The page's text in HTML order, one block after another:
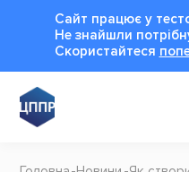
Сайт працює у
Не знайшли
Cкористайтеся